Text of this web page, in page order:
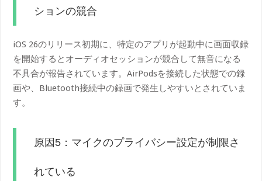
ションの競合
iOS 26のリリース初期に、特定のアプリが起動中に画面収録
を開始するとオーディオセッションが競合して無音になる
不具合が報告されています。AirPodsを接続した状態での録
画や、Bluetooth接続中の録画で発生しやすいとされていま
す。
原因5：マイクのプライバシー設定が制限さ
れている